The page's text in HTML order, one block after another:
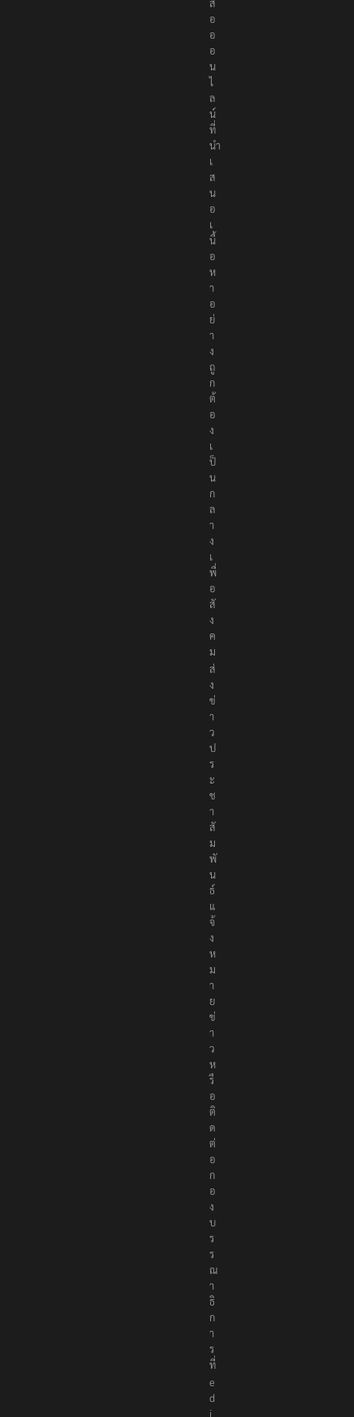
สื่
อ
อ
อ
น
ไ
ล
น์
ที่
นำ
เ
ส
น
อ
เ
นื้
อ
ห
า
อ
ย่
า
ง
ถู
ก
ต้
อ
ง
เ
ป็
น
ก
ล
า
ง
เ
พื่
อ
สั
ง
ค
ม
ส่
ง
ข่
า
ว
ป
ร
ะ
ช
า
สั
ม
พั
น
ธ์
แ
จ้
ง
ห
ม
า
ย
ข่
า
ว
ห
รื
อ
ติ
ด
ต่
อ
ก
อ
ง
บ
ร
ร
ณ
า
ธิ
ก
า
ร
ที่
e
d
i